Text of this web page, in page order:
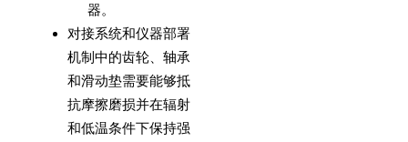
器。
对接系统和仪器部署
机制中的齿轮、轴承
和滑动垫需要能够抵
抗摩擦磨损并在辐射
和低温条件下保持强